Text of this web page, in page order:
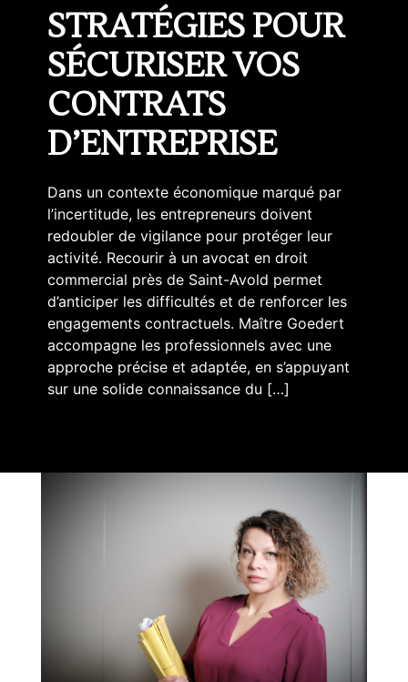
STRATÉGIES POUR
SÉCURISER VOS
CONTRATS
D’ENTREPRISE
Dans un contexte économique marqué par
l’incertitude, les entrepreneurs doivent
redoubler de vigilance pour protéger leur
activité. Recourir à un avocat en droit
commercial près de Saint-Avold permet
d’anticiper les difficultés et de renforcer les
engagements contractuels. Maître Goedert
accompagne les professionnels avec une
approche précise et adaptée, en s’appuyant
sur une solide connaissance du […]